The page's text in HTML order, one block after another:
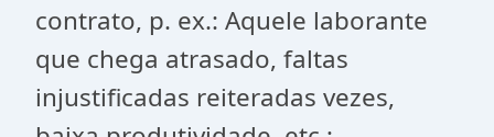
contrato, p. ex.: Aquele laborante
que chega atrasado, faltas
injustificadas reiteradas vezes,